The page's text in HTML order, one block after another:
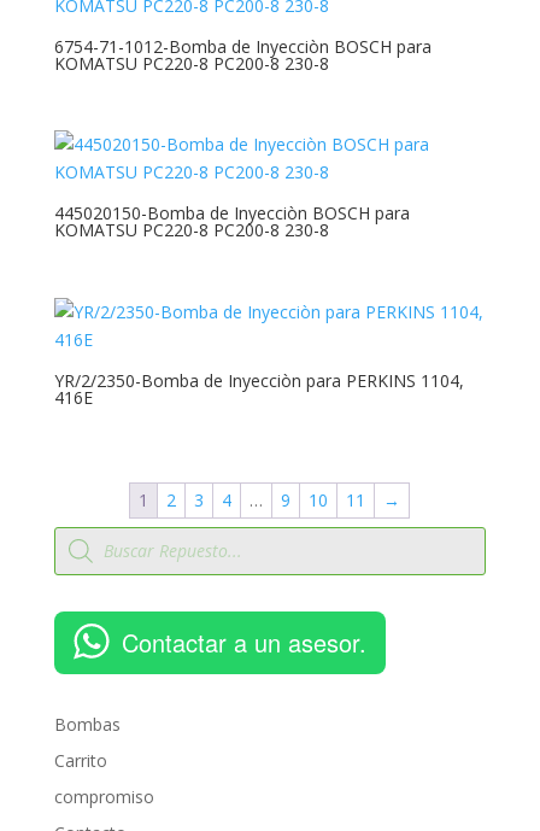
6754-71-1012-Bomba de Inyecciòn BOSCH para
KOMATSU PC220-8 PC200-8 230-8
445020150-Bomba de Inyecciòn BOSCH para
KOMATSU PC220-8 PC200-8 230-8
YR/2/2350-Bomba de Inyecciòn para PERKINS 1104,
416E
1 2 3 4 … 9 10 11
→
Búsqueda
de
productos
Contactar a un asesor.
Bombas
Carrito
compromiso